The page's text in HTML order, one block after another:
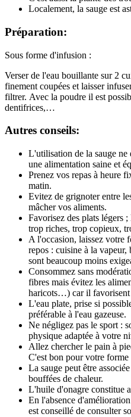
Localement, la sauge est
Préparation:
Sous forme d'infusion :
Verser de l'eau bouillante sur 2
finement coupées et laisser
filtrer. Avec la poudre il est
dentifrices,…
Autres conseils:
L'utilisation de la sauge ne
une alimentation saine et
Prenez vos repas à heure
matin.
Evitez de grignoter entre
mâcher vos aliments.
Favorisez des plats légers ;
trop riches, trop copieux,
A l'occasion, laissez votre
repos : cuisine à la
sont beaucoup moins
Consommez sans
fibres mais évitez les
haricots…) car il favorisent
L'eau plate, prise si
préférable à l'eau gazeuse.
Ne négligez pas le sport :
physique adaptée à votre
Allez chercher le pain à
C'est bon pour votre forme
La sauge peut être
bouffées de chaleur.
L'huile d'onagre constitue
En l'absence
est conseillé de consulter